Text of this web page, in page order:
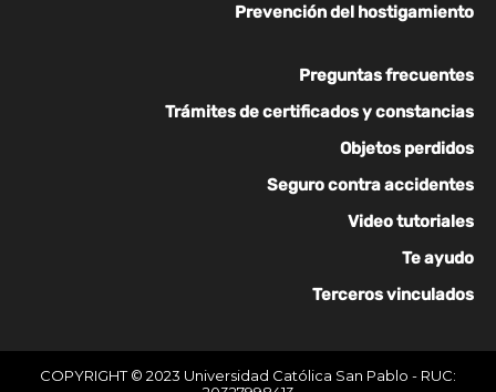
Prevención del hostigamiento
Preguntas frecuentes
Trámites de certificados y constancias
Objetos perdidos
Seguro contra accidentes
Video tutoriales
Te ayudo
Terceros vinculados
COPYRIGHT © 2023 Universidad Católica San Pablo - RUC: